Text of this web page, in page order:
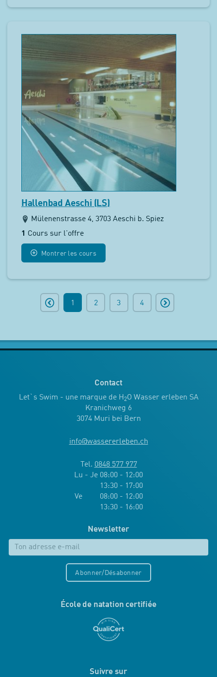
Hallenbad Aeschi (LS)
Mülenenstrasse 4, 3703 Aeschi b. Spiez
1 Cours sur l'offre
Montrer les cours
1 2 3 4
Contact
Let`s Swim - une marque de H2O Wasser erleben SA
Kranichweg 6
3074 Muri bei Bern
info@wassererleben.ch
Tel. 0848 577 977
Lu - Je 08:00 - 12:00
13:30 - 17:00
Ve 08:00 - 12:00
13:30 - 16:00
Newsletter
Abonner/Désabonner
École de natation certifiée
Suivre sur